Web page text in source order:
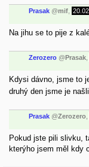
Prasak @mif
Na jihu se to pije z
Zerozero @Prasak
Kdysi dávno, jsme to
druhý den jsme je
Prasak @Zerozero
Pokud jste pili slivku,
kterýho jsem měl kdy